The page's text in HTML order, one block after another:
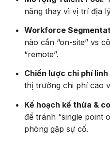
năng thay vì vị trí địa
Workforce
nào cần “on-site” vs
“remote”.
Chiến lược chi phí linh
thị trường chi phí cao
Kế hoạch kế thừa &
để tránh “single point
phòng gặp sự cố.